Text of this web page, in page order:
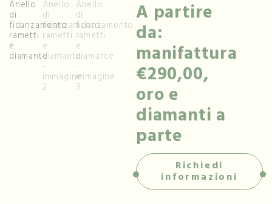
A partire
da:
manifattura
€290,00,
oro e
diamanti a
parte
Richiedi
informazioni